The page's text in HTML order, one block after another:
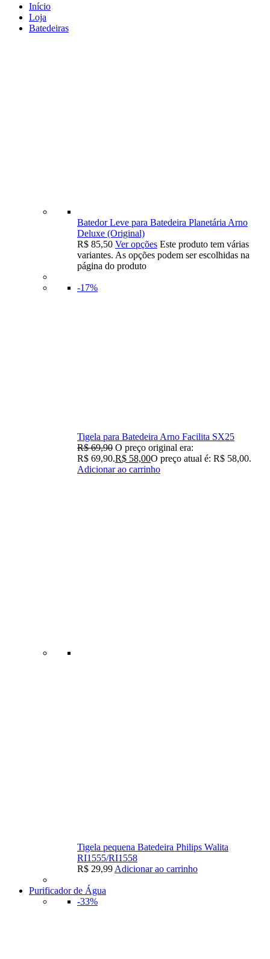
Início
Loja
Batedeiras
Batedor Leve para Batedeira Planetária Arno
Deluxe (Original)
R$ 85,50 Ver opções Este produto tem várias
variantes. As opções podem ser escolhidas na
página do produto
-17%
Tigela para Batedeira Arno Facilita SX25
R$69,90 O preço original era:
R$ 69,90.R$ 58,00O preço atual é: R$ 58,00.
Adicionar ao carrinho
Tigela pequena Batedeira Philips Walita
RI1555/RI1558
R$ 29,99 Adicionar ao carrinho
Purificador de Água
-33%